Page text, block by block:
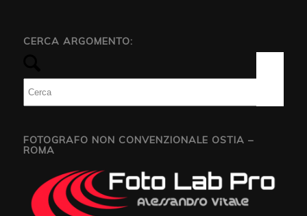
CERCA ARGOMENTO:
FOTOGRAFO NON CONVENZIONALE OSTIA –
ROMA